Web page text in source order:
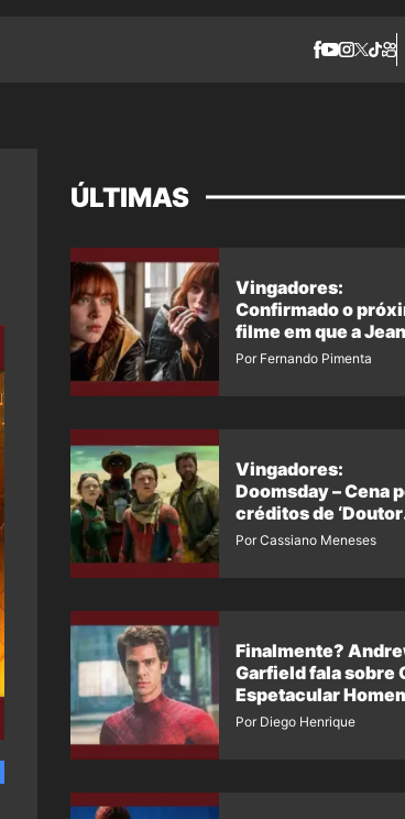
ÚLTIMAS
Vingadores:
Confirmado o
filme em que a Jean
Grey irá aparecer
Por Fernando Pimenta
Vingadores:
Doomsday – Cena
créditos de ‘Doutor
Destino’ é revelada
Por Cassiano Meneses
Finalmente?
Garfield fala sobre
Espetacular
Aranha 3
Por Diego Henrique